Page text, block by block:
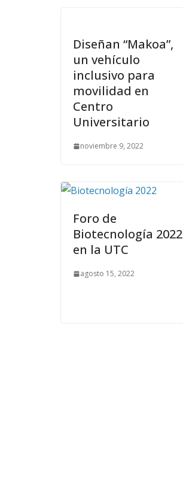
Diseñan “Makoa”,
un vehículo
inclusivo para
movilidad en
Centro
Universitario
noviembre 9, 2022
Foro de
Biotecnología 2022
en la UTC
agosto 15, 2022